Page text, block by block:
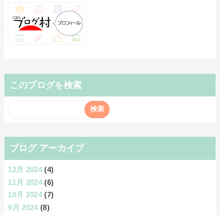
このブログを検索
ブログ アーカイブ
12月 2024 (4)
11月 2024 (6)
10月 2024 (7)
9月 2024 (8)